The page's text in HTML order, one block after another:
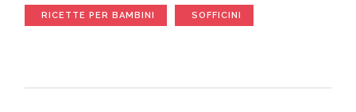
RICETTE PER BAMBINI SOFFICINI